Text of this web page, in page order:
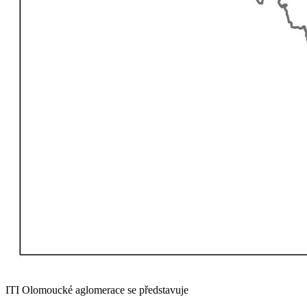
ITI Olomoucké aglomerace se představuje